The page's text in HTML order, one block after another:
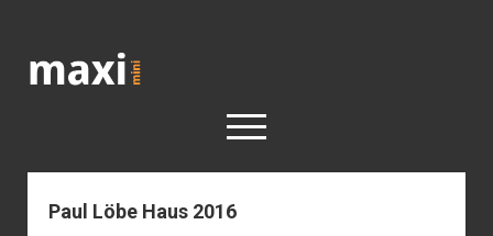
open
< work
Paul Löbe Haus 2016